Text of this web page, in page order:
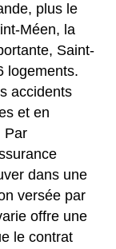
plus le
Méen, la
Saint-
logements.
accidents
et en
Par
dans une
versée par
offre une
le contrat